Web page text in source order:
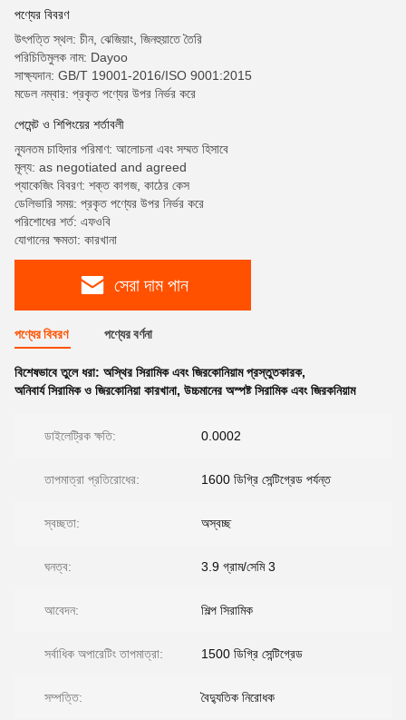
পণ্যের বিবরণ
উৎপত্তি স্থল: চীন, ঝেজিয়াং, জিনহুয়াতে তৈরি
পরিচিতিমুলক নাম: Dayoo
সাক্ষ্যদান: GB/T 19001-2016/ISO 9001:2015
মডেল নম্বার: প্রকৃত পণ্যের উপর নির্ভর করে
পেমেন্ট ও শিপিংয়ের শর্তাবলী
ন্যূনতম চাহিদার পরিমাণ: আলোচনা এবং সম্মত হিসাবে
মূল্য: as negotiated and agreed
প্যাকেজিং বিবরণ: শক্ত কাগজ, কাঠের কেস
ডেলিভারি সময়: প্রকৃত পণ্যের উপর নির্ভর করে
পরিশোধের শর্ত: এফওবি
যোগানের ক্ষমতা: কারখানা
সেরা দাম পান
পণ্যের বিবরণ পণ্যের বর্ণনা
বিশেষভাবে তুলে ধরা: অস্থির সিরামিক এবং জিরকোনিয়াম প্রস্তুতকারক,
অনিবার্য সিরামিক ও জিরকোনিয়া কারখানা, উচ্চমানের অস্পষ্ট সিরামিক এবং জিরকনিয়াম
ডাইলেট্রিক ক্ষতি: 0.0002
তাপমাত্রা প্রতিরোধের: 1600 ডিগ্রি সেন্টিগ্রেড পর্যন্ত
স্বচ্ছতা: অস্বচ্ছ
ঘনত্ব: 3.9 গ্রাম/সেমি 3
আবেদন: শিল্প সিরামিক
সর্বাধিক অপারেটিং তাপমাত্রা: 1500 ডিগ্রি সেন্টিগ্রেড
সম্পত্তি: বৈদ্যুতিক নিরোধক